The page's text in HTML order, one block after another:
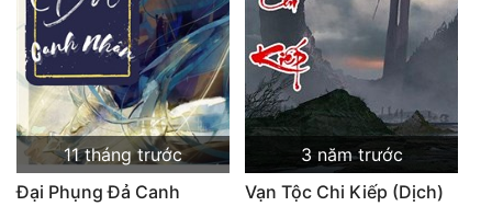
11 tháng trước
Đại Phụng Đả Canh
3 năm trước
Vạn Tộc Chi Kiếp (Dịch)